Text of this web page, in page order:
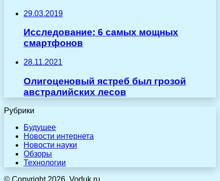
29.03.2019
Исследование: 6 самых мощных
смартфонов
28.11.2021
Олигоценовый ястреб был грозой
австралийских лесов
Рубрики
Будущее
Новости интернета
Новости науки
Обзоры
Технологии